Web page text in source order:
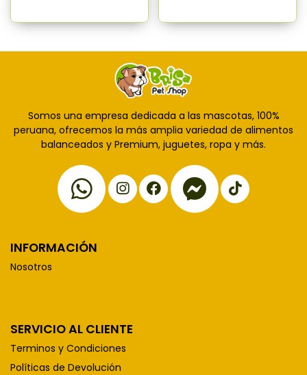
Somos una empresa dedicada a las mascotas, 100%
peruana, ofrecemos la más amplia variedad de alimentos
balanceados y Premium, juguetes, ropa y más.
INFORMACIÓN
Nosotros
SERVICIO AL CLIENTE
Terminos y Condiciones
Políticas de Devolución